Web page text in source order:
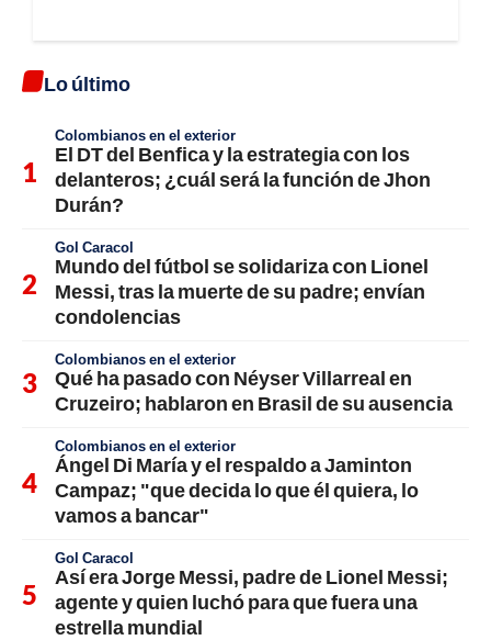
Lo último
Colombianos en el exterior
El DT del Benfica y la estrategia con los
delanteros; ¿cuál será la función de Jhon
Durán?
Gol Caracol
Mundo del fútbol se solidariza con Lionel
Messi, tras la muerte de su padre; envían
condolencias
Colombianos en el exterior
Qué ha pasado con Néyser Villarreal en
Cruzeiro; hablaron en Brasil de su ausencia
Colombianos en el exterior
Ángel Di María y el respaldo a Jaminton
Campaz; "que decida lo que él quiera, lo
vamos a bancar"
Gol Caracol
Así era Jorge Messi, padre de Lionel Messi;
agente y quien luchó para que fuera una
estrella mundial